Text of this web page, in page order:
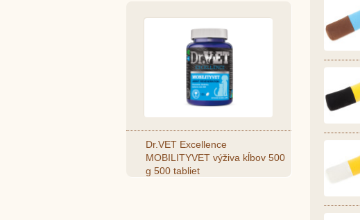
Dr.VET Excellence
MOBILITYVET výživa kĺbov 500
g 500 tabliet